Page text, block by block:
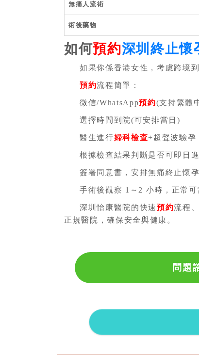
無痛人流術
術後藥物
如何預約深圳終止懷
如果你係香港女性，考慮跨境
預約流程簡單：
微信/WhatsApp預約(支持繁體
選擇時間到院(可安排當日)
醫生進行婦科檢查+超聲波驗孕
根據檢查結果判斷是否可即日
簽署同意書，安排無痛終止懷孕
手術後觀察 1～2 小時，正常可
深圳怡康醫院的快速預約流程
正規醫院，確保安全與健康。
問題